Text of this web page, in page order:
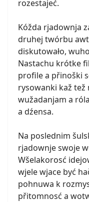
rozestajeć.
Kóžda rjadownja
druhej twórbu
diskutowało,
Nastachu krótke
profile a přinoški
rysowanki kaž
wužadanjam a
a dźensa.
Na poslednim
rjadownje swoje
Wšelakorosć
wjele wjace być
pohnuwa k
přitomnosć a